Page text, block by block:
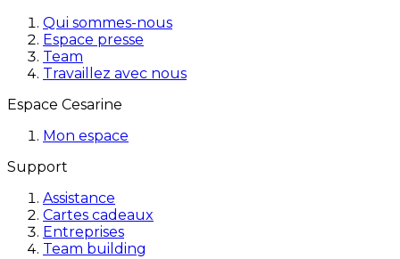
Qui sommes-nous
Espace presse
Team
Travaillez avec nous
Espace Cesarine
Mon espace
Support
Assistance
Cartes cadeaux
Entreprises
Team building